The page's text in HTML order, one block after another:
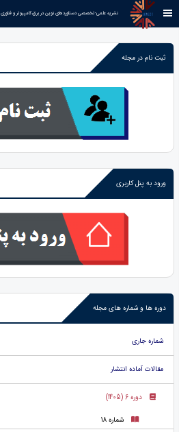
نشریه علمی-تخصصی دستاوردهای نوین در برق،کامپیوتر و فناوری
ثبت نام در مجله
ورود به پنل کاربری
دوره ها و شماره های مجله
شماره جاری
مقالات آماده انتشار
دوره 6 (1405)
شماره 18